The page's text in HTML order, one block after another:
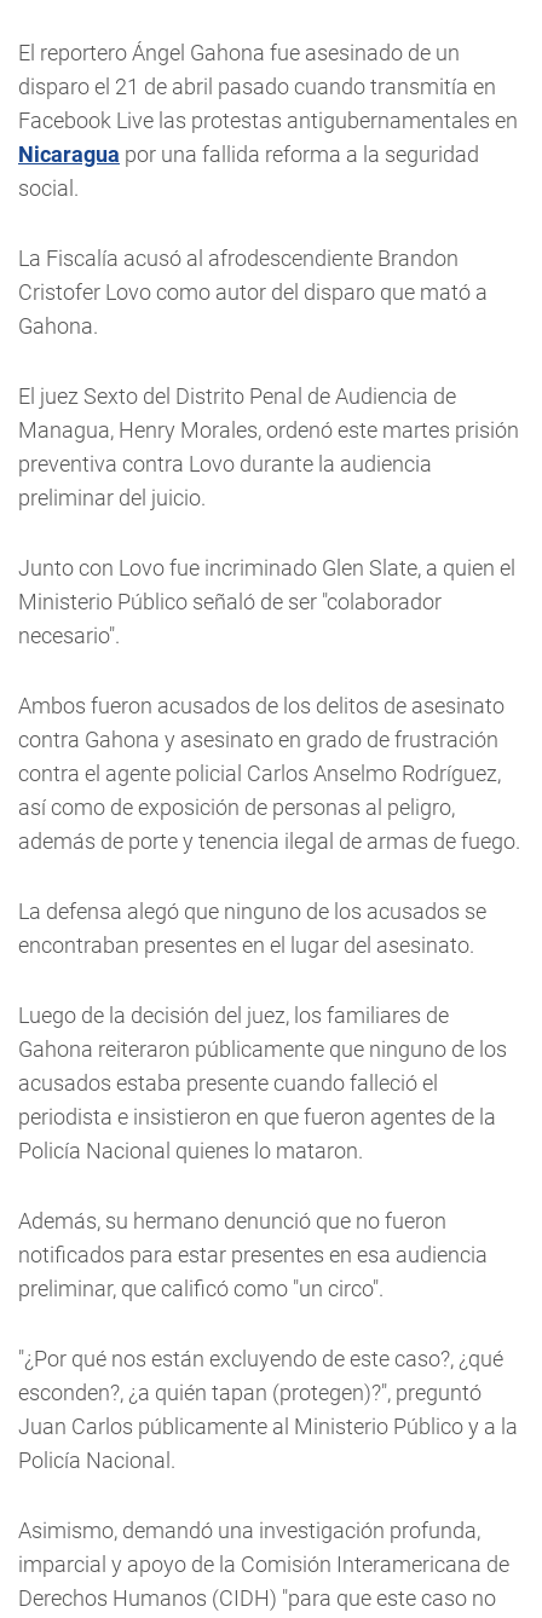
El reportero Ángel Gahona fue asesinado de un
disparo el 21 de abril pasado cuando transmitía en
Facebook Live las protestas antigubernamentales en
Nicaragua por una fallida reforma a la seguridad
social.
La Fiscalía acusó al afrodescendiente Brandon
Cristofer Lovo como autor del disparo que mató a
Gahona.
El juez Sexto del Distrito Penal de Audiencia de
Managua, Henry Morales, ordenó este martes prisión
preventiva contra Lovo durante la audiencia
preliminar del juicio.
Junto con Lovo fue incriminado Glen Slate, a quien el
Ministerio Público señaló de ser "colaborador
necesario".
Ambos fueron acusados de los delitos de asesinato
contra Gahona y asesinato en grado de frustración
contra el agente policial Carlos Anselmo Rodríguez,
así como de exposición de personas al peligro,
además de porte y tenencia ilegal de armas de fuego.
La defensa alegó que ninguno de los acusados se
encontraban presentes en el lugar del asesinato.
Luego de la decisión del juez, los familiares de
Gahona reiteraron públicamente que ninguno de los
acusados estaba presente cuando falleció el
periodista e insistieron en que fueron agentes de la
Policía Nacional quienes lo mataron.
Además, su hermano denunció que no fueron
notificados para estar presentes en esa audiencia
preliminar, que calificó como "un circo".
"¿Por qué nos están excluyendo de este caso?, ¿qué
esconden?, ¿a quién tapan (protegen)?", preguntó
Juan Carlos públicamente al Ministerio Público y a la
Policía Nacional.
Asimismo, demandó una investigación profunda,
imparcial y apoyo de la Comisión Interamericana de
Derechos Humanos (CIDH) "para que este caso no